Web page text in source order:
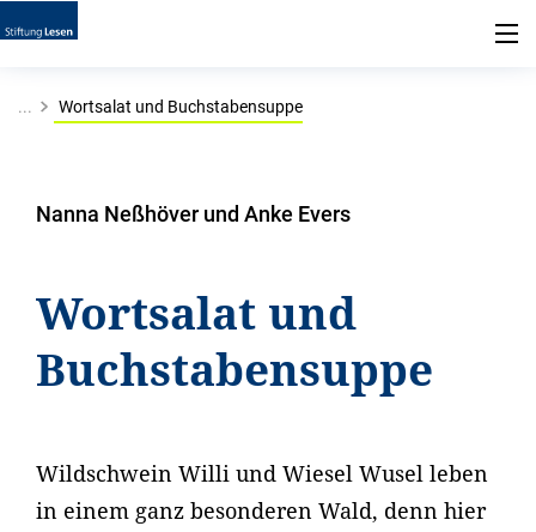
... Wortsalat und Buchstabensuppe
Nanna Neßhöver und Anke Evers
Wortsalat und
Buchstabensuppe
Wildschwein Willi und Wiesel Wusel leben
in einem ganz besonderen Wald, denn hier